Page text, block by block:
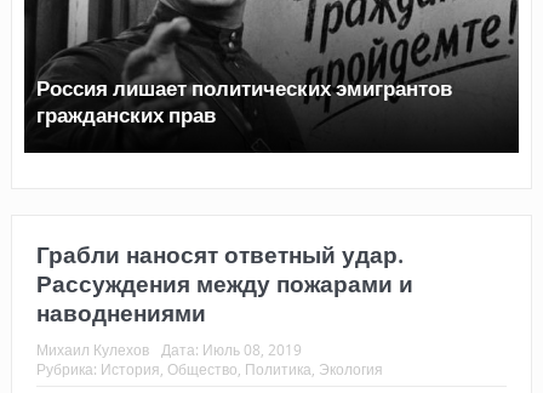
Топливный кризис в России
Грабли наносят ответный удар.
Рассуждения между пожарами и
наводнениями
Михаил Кулехов Дата: Июль 08, 2019
Рубрика: История Общество Политика Экология